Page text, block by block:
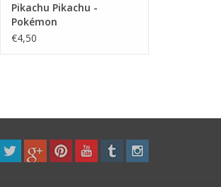
Pikachu Pikachu -
Pokémon
€4,50